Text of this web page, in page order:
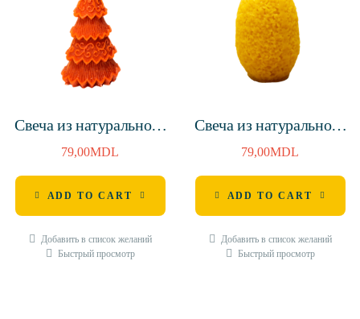
Свеча из натурального
воска Ёлка
Рождественская,
ароматом корицы,
красный 145мм, 10
часов
79,00MDL
ADD TO CART
Добавить в список желаний
Быстрый просмотр
Свеча из натурального
воск «Яйцо с
цветами», 85мм, 16
79,00MDL
ADD TO CART
Добавить в список желаний
Быстрый просмотр